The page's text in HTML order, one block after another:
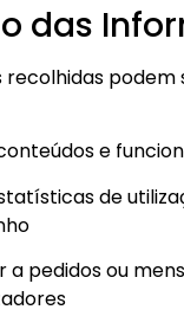
das
recolhidas podem
e
de
a pedidos ou